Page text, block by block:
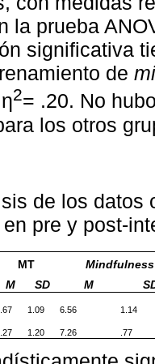
la prueba
significativa
de
2= .20. No
los otros
de los datos
pre y post-
MT
Mindfulness
M
SD M
1.09 6.56 1.14
1.20 7.26 .77